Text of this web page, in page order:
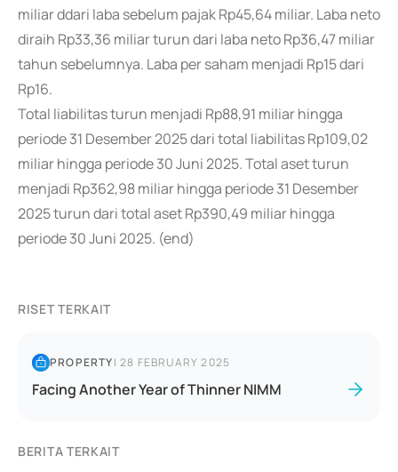
miliar ddari laba sebelum pajak Rp45,64 miliar. Laba neto
diraih Rp33,36 miliar turun dari laba neto Rp36,47 miliar
tahun sebelumnya. Laba per saham menjadi Rp15 dari
Rp16.
Total liabilitas turun menjadi Rp88,91 miliar hingga
periode 31 Desember 2025 dari total liabilitas Rp109,02
miliar hingga periode 30 Juni 2025. Total aset turun
menjadi Rp362,98 miliar hingga periode 31 Desember
2025 turun dari total aset Rp390,49 miliar hingga
periode 30 Juni 2025. (end)
RISET TERKAIT
PROPERTY|28 FEBRUARY 2025
Facing Another Year of Thinner NIMM
BERITA TERKAIT